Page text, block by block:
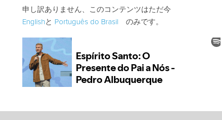
申し訳ありません、このコンテンツはただ今
Englishと Português do Brasil のみです。